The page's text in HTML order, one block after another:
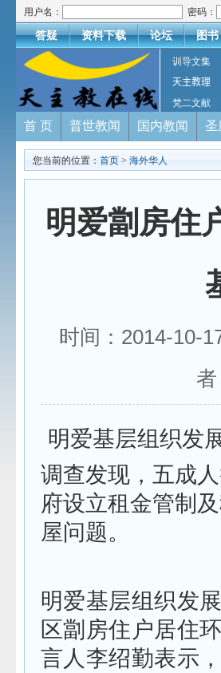
用户名： 密码：
答疑 资料下载 论坛 图书
训导文集
天主教理
梵二文献
首 页 普世教闻 国内教闻 圣
您当前的位置： 首页 > 海外华人
明爱劏房住
时间：2014-10-
者
明爱基层组织发
调查发现，五成
府设立租金管制
屋问题。
明爱基层组织发
区劏房住户居住
言人李绍勤表示